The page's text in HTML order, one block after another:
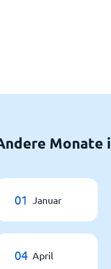
Monate
01 Januar
04 April